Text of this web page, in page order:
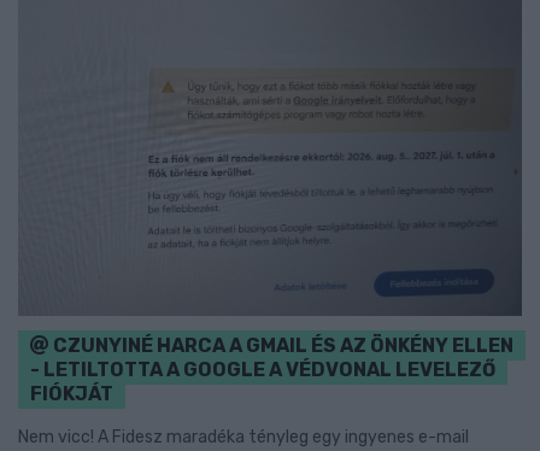
CZUNYINÉ HARCA A GMAIL ÉS AZ ÖNKÉNY ELLEN
- LETILTOTTA A GOOGLE A VÉDVONAL LEVELEZŐ
FIÓKJÁT
Nem vicc! A Fidesz maradéka tényleg egy ingyenes e-mail